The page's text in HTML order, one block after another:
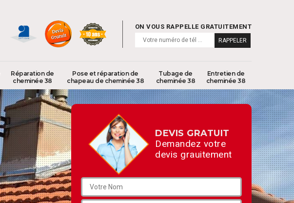
ON VOUS RAPPELLE GRATUITEMENT
Réparation de
cheminée 38
Pose et réparation de
chapeau de cheminée 38
Tubage de
cheminée 38
Entretien de
cheminée 38
DEVIS GRATUIT
Demandez votre
devis grauitement